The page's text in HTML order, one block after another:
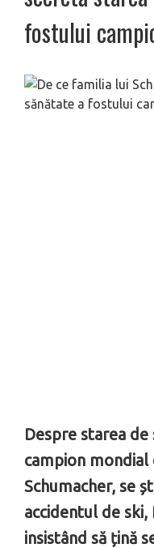
fostului
Despre starea
campion mondial
Schumacher, se
accidentul de
insistând să țină